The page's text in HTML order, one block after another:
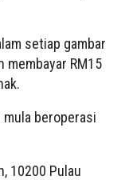
setiap gambar
membayar RM15
mula beroperasi
10200 Pulau